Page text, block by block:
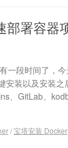
部署容器
一段时间了，
安装以及安装之
、GitLab、
/宝塔安装 Docker